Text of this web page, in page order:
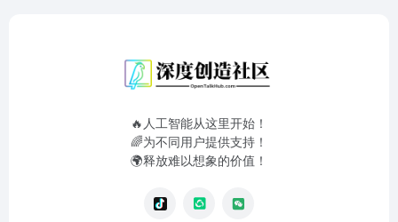
🔥人工智能从这里开始！
🌈为不同用户提供支持！
🌍释放难以想象的价值！